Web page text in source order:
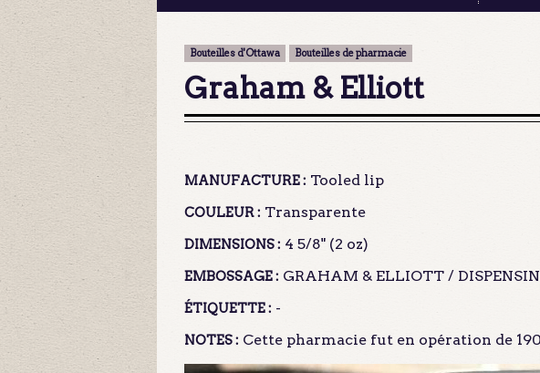
Bouteilles d'Ottawa Bouteilles de pharmacie
Graham & Elliott
MANUFACTURE : Tooled lip
COULEUR : Transparente
DIMENSIONS : 4 5/8" (2 oz)
EMBOSSAGE : GRAHAM & ELLIOTT /
ÉTIQUETTE : -
NOTES : Cette pharmacie fut en opération de